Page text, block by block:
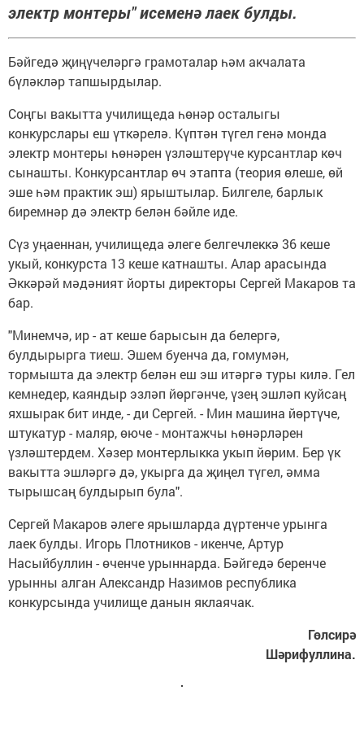
электр монтеры" исеменә лаек булды.
Бәйгедә җиңүчеләргә грамоталар һәм акчалата
бүләкләр тапшырдылар.
Соңгы вакытта училищеда һөнәр осталыгы
конкурслары еш үткәрелә. Күптән түгел генә монда
электр монтеры һөнәрен үзләштерүче курсантлар көч
сынашты. Конкурсантлар өч этапта (теория өлеше, өй
эше һәм практик эш) ярыштылар. Билгеле, барлык
биремнәр дә электр белән бәйле иде.
Сүз уңаеннан, училищеда әлеге белгечлеккә 36 кеше
укый, конкурста 13 кеше катнашты. Алар арасында
Әккәрәй мәдәният йорты директоры Сергей Макаров та
бар.
"Минемчә, ир - ат кеше барысын да белергә,
булдырырга тиеш. Эшем буенча да, гомумән,
тормышта да электр белән еш эш итәргә туры килә. Гел
кемнедер, каяндыр эзләп йөргәнче, үзең эшләп куйсаң
яхшырак бит инде, - ди Сергей. - Мин машина йөртүче,
штукатур - маляр, өюче - монтажчы һөнәрләрен
үзләштердем. Хәзер монтерлыкка укып йөрим. Бер үк
вакытта эшләргә дә, укырга да җиңел түгел, әмма
тырышсаң булдырып була".
Сергей Макаров әлеге ярышларда дүртенче урынга
лаек булды. Игорь Плотников - икенче, Артур
Насыйбуллин - өченче урыннарда. Бәйгедә беренче
урынны алган Александр Назимов республика
конкурсында училище данын яклаячак.
Гөлсирә
Шәрифуллина.